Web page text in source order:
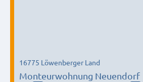
Monteurwohnung Neuendorf
16775 Löwenberger Land